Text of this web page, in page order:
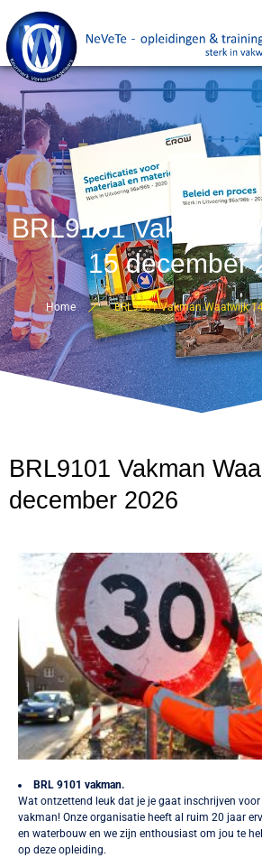
BRL9101 Vakman
15 december
Home BRL9101 Vakman Waalwijk
BRL9101 Vakman
december 2026
BRL 9101 vakman.
Wat ontzettend leuk dat je je gaat inschrijven voor
vakman! Onze organisatie heeft al ruim 20 jaar
en waterbouw en we zijn enthousiast om jou te
op deze opleiding.